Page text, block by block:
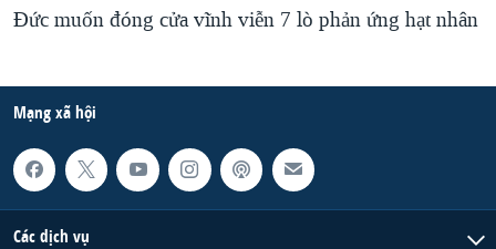
Đức muốn đóng cửa vĩnh viễn 7 lò phản ứng hạt nhân
Mạng xã hội
Các dịch vụ